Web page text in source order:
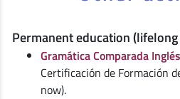
Permanent education
Gramática Comparada
Certificación de Formación
now).